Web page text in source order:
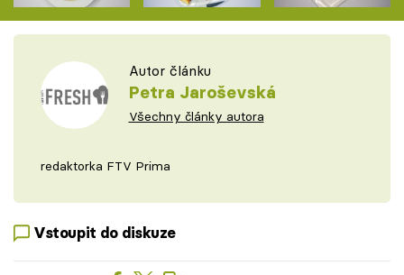
Autor článku
Petra Jaroševská
Všechny články autora
redaktorka FTV Prima
Vstoupit do diskuze